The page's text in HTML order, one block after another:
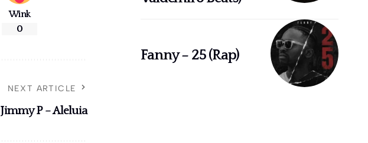
Wink
0
NEXT ARTICLE
Jimmy P – Aleluia
Fanny – 25 (Rap)